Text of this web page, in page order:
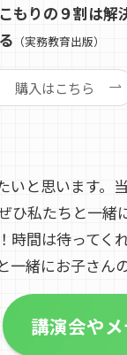
もりの９割は解
（実務教育出版）
購入はこちら
いと思います。
ひ私たちと一緒
間は待ってく
緒にお子さん
講演会や